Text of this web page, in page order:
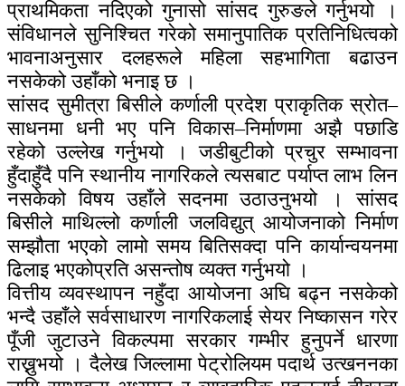
प्राथमिकता नदिएको गुनासो सांसद गुरुङले गर्नुभयो ।
संविधानले सुनिश्चित गरेको समानुपातिक प्रतिनिधित्वको
भावनाअनुसार दलहरूले महिला सहभागिता बढाउन
नसकेको उहाँको भनाइ छ ।
सांसद सुमीत्रा बिसीले कर्णाली प्रदेश प्राकृतिक स्रोत–
साधनमा धनी भए पनि विकास–निर्माणमा अझै पछाडि
रहेको उल्लेख गर्नुभयो । जडीबुटीको प्रचुर सम्भावना
हुँदाहुँदै पनि स्थानीय नागरिकले त्यसबाट पर्याप्त लाभ लिन
नसकेको विषय उहाँले सदनमा उठाउनुभयो । सांसद
बिसीले माथिल्लो कर्णाली जलविद्युत् आयोजनाको निर्माण
सम्झौता भएको लामो समय बितिसक्दा पनि कार्यान्वयनमा
ढिलाइ भएकोप्रति असन्तोष व्यक्त गर्नुभयो ।
वित्तीय व्यवस्थापन नहुँदा आयोजना अघि बढ्न नसकेको
भन्दै उहाँले सर्वसाधारण नागरिकलाई सेयर निष्कासन गरेर
पूँजी जुटाउने विकल्पमा सरकार गम्भीर हुनुपर्ने धारणा
राख्नुभयो । दैलेख जिल्लामा पेट्रोलियम पदार्थ उत्खननका